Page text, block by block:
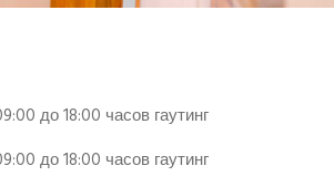
до 18:00 часов гаутинг
до 18:00 часов гаутинг